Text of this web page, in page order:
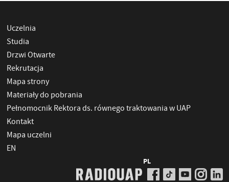
Uczelnia
Studia
Drzwi Otwarte
Rekrutacja
Mapa strony
Materiały do pobrania
Pełnomocnik Rektora ds. równego traktowania w UAP
Kontakt
Mapa uczelni
EN
PL